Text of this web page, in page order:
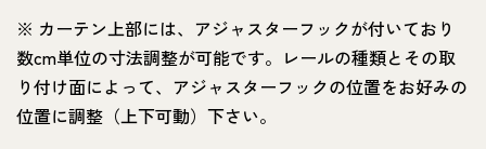
※ カーテン上部には、アジャスターフックが付いており
数cm単位の寸法調整が可能です。レールの種類とその取
り付け面によって、アジャスターフックの位置をお好みの
位置に調整（上下可動）下さい。